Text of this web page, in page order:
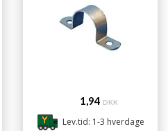
1,94 DKK
Lev.tid: 1-3 hverdage